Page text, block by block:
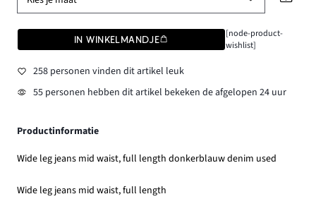
IN WINKELMANDJE
[node-product-
wishlist]
258 personen vinden dit artikel leuk
55 personen hebben dit artikel bekeken de afgelopen 24 uur
Productinformatie
Wide leg jeans mid waist, full length donkerblauw denim used
Wide leg jeans mid waist, full length